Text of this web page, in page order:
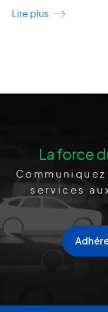
Lire plus
La force
services